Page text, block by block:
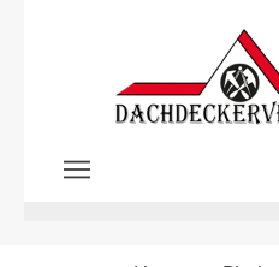
Zum Hauptinhalt springen